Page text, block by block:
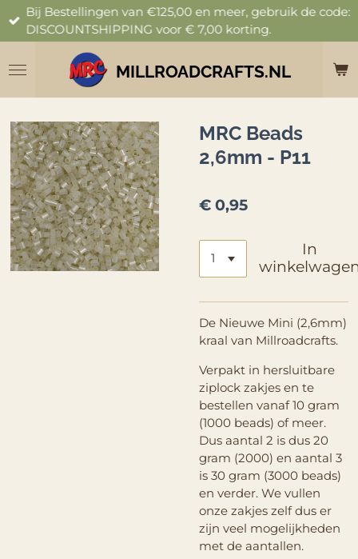
Ga
direct
de
hoofdinhoud
MILLROADCRAFTS.NL
Bij Bestellingen van €125,00 en meer, gebruik de code:
DISCOUNTSHIPPING voor € 7,00 korting.
MRC Beads
2,6mm - P11
€ 0,95
In
De Nieuwe Mini (2,6mm)
kraal van Millroadcrafts.
Verpakt in hersluitbare
ziplock zakjes en te
bestellen vanaf 10 gram
(1000 beads) of meer.
Dus aantal 2 is dus 20
gram (2000) en aantal 3
is 30 gram (3000 beads)
en verder. We vullen
onze zakjes zelf dus er
zijn veel mogelijkheden
met de aantallen.